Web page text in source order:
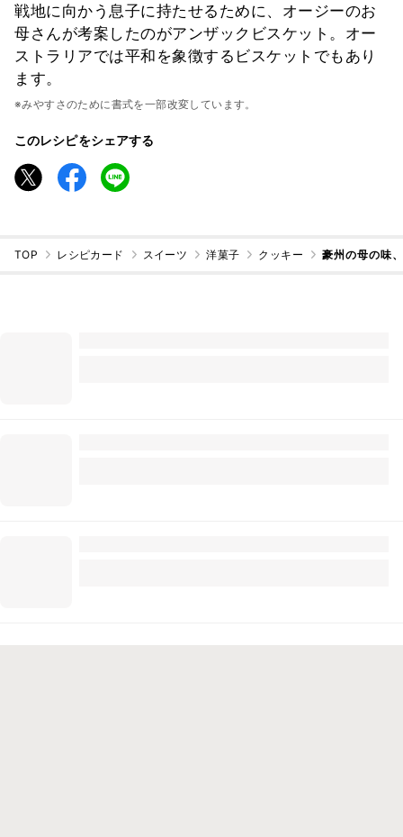
戦地に向かう息子に持たせるために、オージーのお
母さんが考案したのがアンザックビスケット。オー
ストラリアでは平和を象徴するビスケットでもあり
ます。
※みやすさのために書式を一部改変しています。
このレシピをシェアする
TOP レシピカード スイーツ 洋菓子 クッキー 豪州の母の味